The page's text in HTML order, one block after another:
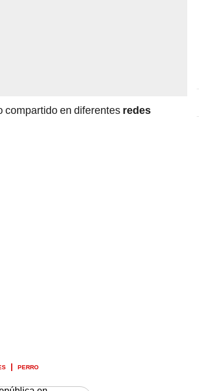
compartido en diferentes redes
PERRO